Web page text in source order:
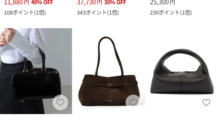
円 40%OFF
108ポイント(1倍)
円 30%OFF
343ポイント(1倍)
円
230ポイント(1倍)